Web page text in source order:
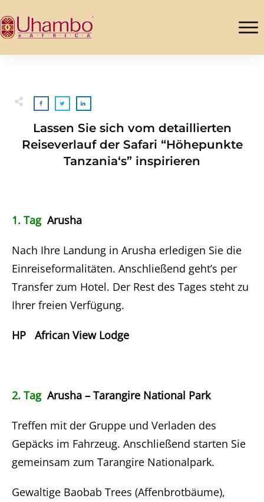
Lassen Sie sich vom detaillierten
Reiseverlauf der Safari “Höhepunkte
Tanzania‘s” inspirieren
1. TagArusha
Nach Ihre Landung in Arusha erledigen Sie die
Einreiseformalitäten. Anschließend geht’s per
Transfer zum Hotel. Der Rest des Tages steht zu
Ihrer freien Verfügung.
HP African View Lodge
2. TagArusha – Tarangire National Park
Treffen mit der Gruppe und Verladen des
Gepäcks im Fahrzeug. Anschließend starten Sie
gemeinsam zum Tarangire Nationalpark.
Gewaltige Baobab Trees (Affenbrotbäume),